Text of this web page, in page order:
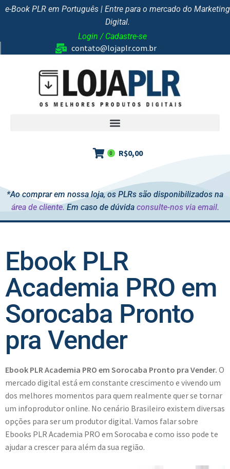
e-Book PLR em Português | Entre para o mercado do Marketing
Digital.
Login / Cadastre-se
contato@lojaplr.com.br
R$0,00
0
*Ao comprar em nossa loja, os PLRs são disponibilizados na
área de cliente. Em caso de dúvida consulte-nos via email.
Ebook PLR
Academia PRO em
Sorocaba Pronto
pra Vender
Ebook PLR Academia PRO em Sorocaba Pronto pra Vender. O
mercado digital está em constante crescimento e vivendo um
dos melhores momentos para quem realmente quer se tornar
um infoprodutor online. No cenário Brasileiro existem diversas
opções para ser um produtor digital. Vamos falar sobre
Ebooks PLR Academia PRO em Sorocaba e como isso pode te
ajudar a crescer para além da sua região.